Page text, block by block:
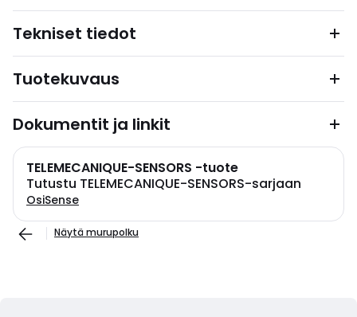
Tekniset tiedot
Tuotekuvaus
Dokumentit ja linkit
TELEMECANIQUE-SENSORS -tuote
Tutustu TELEMECANIQUE-SENSORS-sarjaan
OsiSense
Näytä murupolku